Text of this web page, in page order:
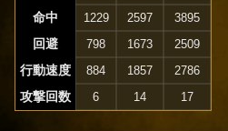
命中 1229 2597 3895
回避 798 1673 2509
行動速度 884 1857 2786
攻撃回数 6 14 17